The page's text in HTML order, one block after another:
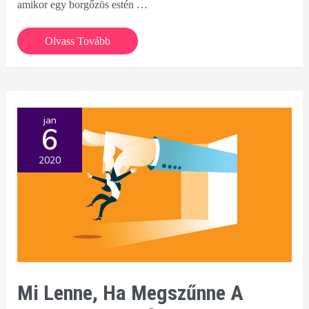
amikor egy borgőzös estén …
Tudtad,
a
a
kukában
végzi?
Olvass Tovább
jan
6
2020
Mi Lenne, Ha Megszűnne A